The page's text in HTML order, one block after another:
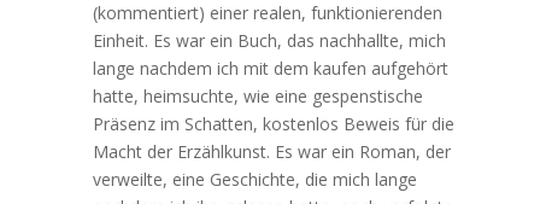
(kommentiert) einer realen, funktionierenden
Einheit. Es war ein Buch, das nachhallte, mich
lange nachdem ich mit dem kaufen aufgehört
hatte, heimsuchte, wie eine gespenstische
Präsenz im Schatten, kostenlos Beweis für die
Macht der Erzählkunst. Es war ein Roman, der
verweilte, eine Geschichte, die mich lange